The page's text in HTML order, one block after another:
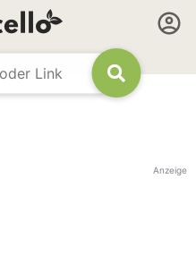
Anzeige